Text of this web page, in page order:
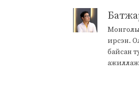
ирсэн.
байсан